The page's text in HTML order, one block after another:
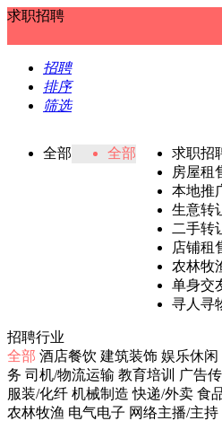
求职招聘
招聘
排序
筛选
全部 全部
求职招
房屋租
本地推
生意转
二手转
店铺租
农林牧
单身交
寻人寻
招聘行业
全部 酒店餐饮 建筑装饰 娱乐休闲
务 司机/物流运输 教育培训 广告
服装/化纤 机械制造 快递/外卖 食
农林牧渔 电气电子 网络主播/主持